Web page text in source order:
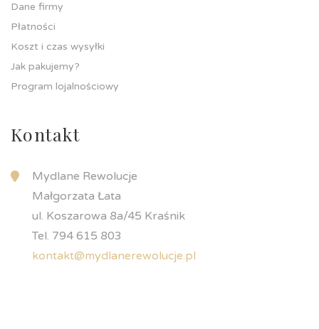
Dane firmy
Płatności
Koszt i czas wysyłki
Jak pakujemy?
Program lojalnościowy
Kontakt
Mydlane Rewolucje
Małgorzata Łata
ul. Koszarowa 8a/45 Kraśnik
Tel. 794 615 803
kontakt@mydlanerewolucje.pl